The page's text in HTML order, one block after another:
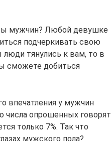
мужчин? Любой девушке
подчеркивать свою
люди тянулись к вам, то в
сможете добиться
впечатления у мужчин
числа опрошенных говорят
только 7%. Так что
мужского пола?